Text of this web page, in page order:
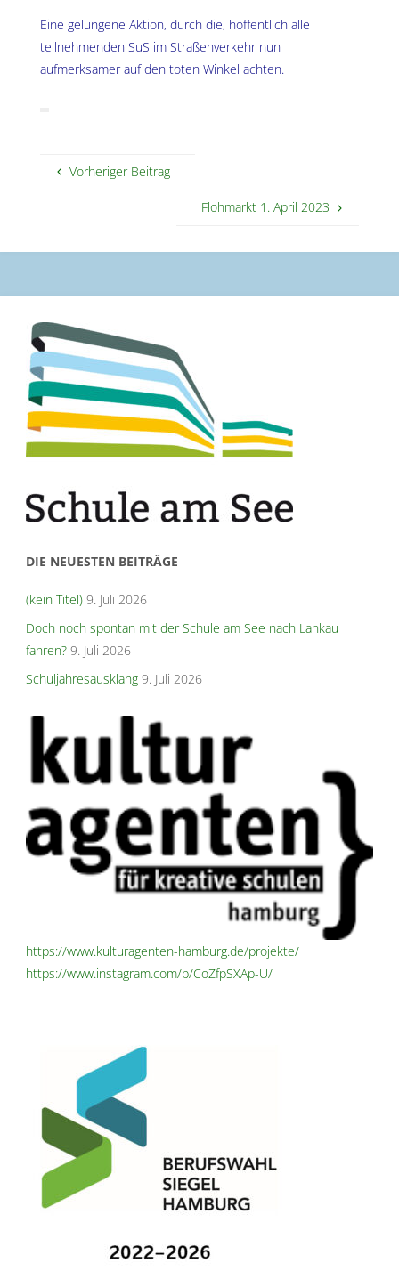
Eine gelungene Aktion, durch die, hoffentlich alle
teilnehmenden SuS im Straßenverkehr nun
aufmerksamer auf den toten Winkel achten.
Vorheriger Beitrag
Flohmarkt 1. April 2023
DIE NEUESTEN BEITRÄGE
(kein Titel) 9. Juli 2026
Doch noch spontan mit der Schule am See nach Lankau
fahren? 9. Juli 2026
Schuljahresausklang 9. Juli 2026
https://www.kulturagenten-hamburg.de/projekte/
https://www.instagram.com/p/CoZfpSXAp-U/